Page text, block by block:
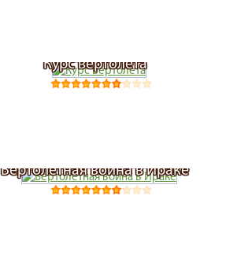
Курс вертолета
Вертолетная война в Ираке